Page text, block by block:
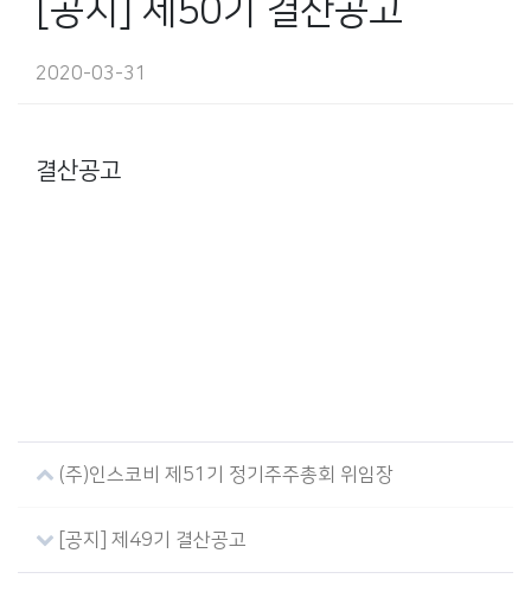
[공지] 제50기 결산공고
2020-03-31
결산공고
(주)인스코비 제51기 정기주주총회 위임장
[공지] 제49기 결산공고